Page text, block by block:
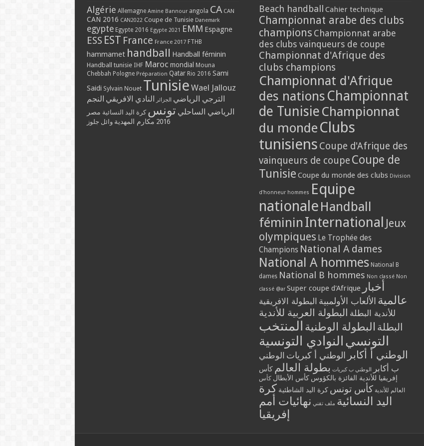
Algérie Allemagne Amine Bannour angola CA CAN
CAN 2016 CAN2022 Coupe de Tunisie Danemark
egypte Egypte 2016 Egypte 2021 EMM Espagne
ESS EST France France 2017 FTHB
hammamet handball Handball féminin
Handball tunisie IHF Maroc mondial Mouna
Chebbah Pologne Préparation Qatar Rio 2016 Sami
Saidi Sylvain Nouet Tunisie Wael Jallouz
الترجي الرياضي الجزائر النادي الافريقي النجم
الرياضي الساحلي تونس كرة اليد النسائية مصر
2016 مكارم المهدية وائل جلوز
Beach handball Cahier technique
Championnat arabe des clubs
champions Championnat arabe
des clubs vainqueurs de coupe
Championnat d'Afrique des
clubs champions
Championnat d'Afrique
des nations Championnat
de Tunisie Championnat
du monde Clubs
tunisiens Coupe d'Afrique des
vainqueurs de coupe Coupe de
Tunisie Coupe du monde des clubs Division
d'honneur hommes Equipe
nationale Handball
féminin International Jeux
olympiques Le Trophée des
Champions National A dames
National A hommes National B
dames National B hommes Non classé Non
classé @ar Super coupe d'Afrique أخبار
عالمية الألعاب الأولمبية البطولة الافريقية
للأندية البطلة البطولة العربية للأندية
البطلة البطولة الوطنية المنتخب
التونسي النوادي التونسية
الوطني أ أكابر الوطني أ كبريات الوطني
ب أكابر
الوطني ب كبريات بطولة العالم كأس
إفريقيا للأندية الفائزة بالكؤوس كأس الأبطال كأس
العالم للأندية كأس تونس كرة اليد الشاطئية كرة
اليد النسائية ملف تقني نهائيات أمم
إفريقيا